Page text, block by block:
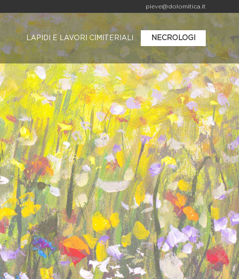
pieve@dolomitica.it
LAPIDI E LAVORI CIMITERIALI NECROLOGI